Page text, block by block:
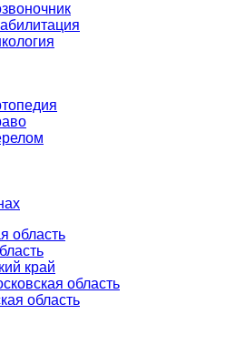
область
край
область
область